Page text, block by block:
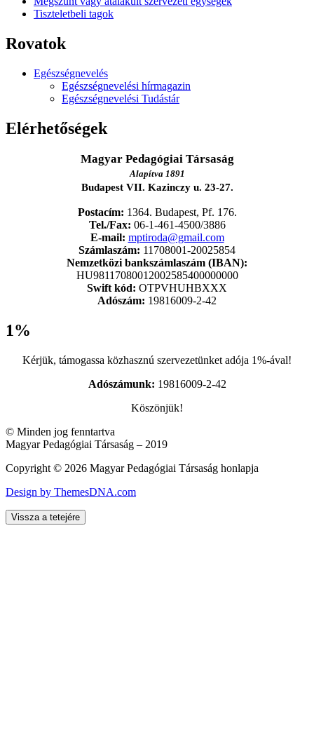
Tiszteletbeli tagok
Rovatok
Egészségnevelés
Egészségnevelési hírmagazin
Egészségnevelési Tudástár
Elérhetőségek
Magyar Pedagógiai Társaság
Alapítva 1891
Budapest VII. Kazinczy u. 23-27.
Postacím: 1364. Budapest, Pf. 176.
Tel./Fax: 06-1-461-4500/3886
E-mail: mptiroda@gmail.com
Számlaszám: 11708001-20025854
Nemzetközi bankszámlaszám (IBAN):
HU98117080012002585400000000
Swift kód: OTPVHUHBXXX
Adószám: 19816009-2-42
1%
Kérjük, támogassa közhasznú szervezetünket adója 1%-ával!
Adószámunk: 19816009-2-42
Köszönjük!
© Minden jog fenntartva
Magyar Pedagógiai Társaság – 2019
Copyright © 2026 Magyar Pedagógiai Társaság honlapja
Design by ThemesDNA.com
Vissza a tetejére